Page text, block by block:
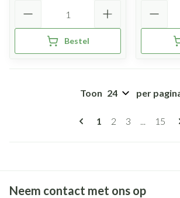
Bestel
Pagina's
U lees momenteel
1 Pagina
2 Pagina
3 ... Pagina
15
Toon per
Neem contact met ons op